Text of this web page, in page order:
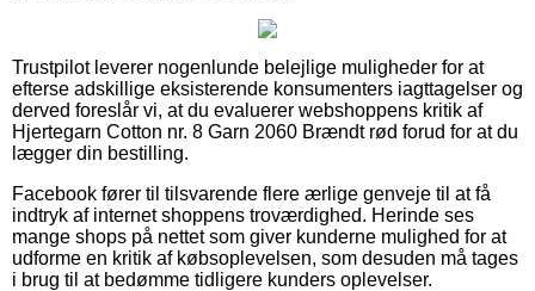
Trustpilot leverer nogenlunde belejlige muligheder for at
efterse adskillige eksisterende konsumenters iagttagelser og
derved foreslår vi, at du evaluerer webshoppens kritik af
Hjertegarn Cotton nr. 8 Garn 2060 Brændt rød forud for at du
lægger din bestilling.
Facebook fører til tilsvarende flere ærlige genveje til at få
indtryk af internet shoppens troværdighed. Herinde ses
mange shops på nettet som giver kunderne mulighed for at
udforme en kritik af købsoplevelsen, som desuden må tages
i brug til at bedømme tidligere kunders oplevelser.